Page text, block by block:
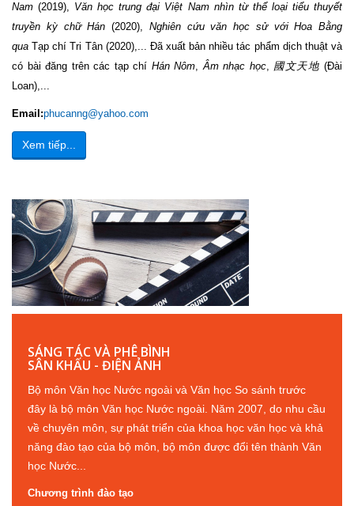
Nam (2019), Văn học trung đại Việt Nam nhìn từ thể loại tiểu thuyết
truyền kỳ chữ Hán (2020), Nghiên cứu văn học sử với Hoa Bằng
quaTạp chí Tri Tân (2020),... Đã xuất bản nhiều tác phẩm dịch thuật và
có bài đăng trên các tạp chí Hán Nôm,Âm nhạc học, 國文天地(Đài
Loan),...
Email:phucanng@yahoo.com
Xem tiếp...
SÁNG TÁC VÀ PHÊ BÌNH
SÂN KHẤU - ĐIỆN ẢNH
Bộ môn Văn học Nước ngoài và Văn học So sánh trước
đây là bộ môn Văn học Nước ngoài. Năm 2007, do nhu cầu
về chuyên môn, sự phát triển của khoa học văn học và khả
năng đào tạo của bộ môn, bộ môn được đổi tên thành Văn
học Nước...
Chương trình đào tạo